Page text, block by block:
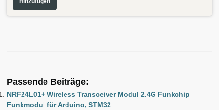
Hinzufügen
Passende Beiträge:
NRF24L01+ Wireless Transceiver Modul 2.4G Funkchip
Funkmodul für Arduino, STM32